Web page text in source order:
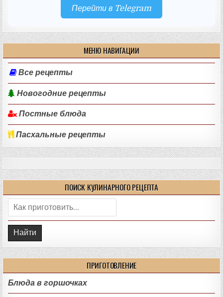
Перейти в Telegram
МЕНЮ НАВИГАЦИИ
Все рецепты
Новогодние рецепты
Постные блюда
Пасхальные рецепты
ПОИСК КУЛИНАРНОГО РЕЦЕПТА
Поиск:
ПРИГОТОВЛЕНИЕ
Блюда в горшочках